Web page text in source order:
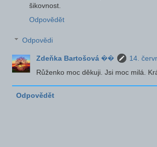
šikovnost.
Odpovědět
Odpovědi
Zdeňka Bartošová ��
14.
Růženko moc děkuji. Jsi moc milá.
Odpovědět